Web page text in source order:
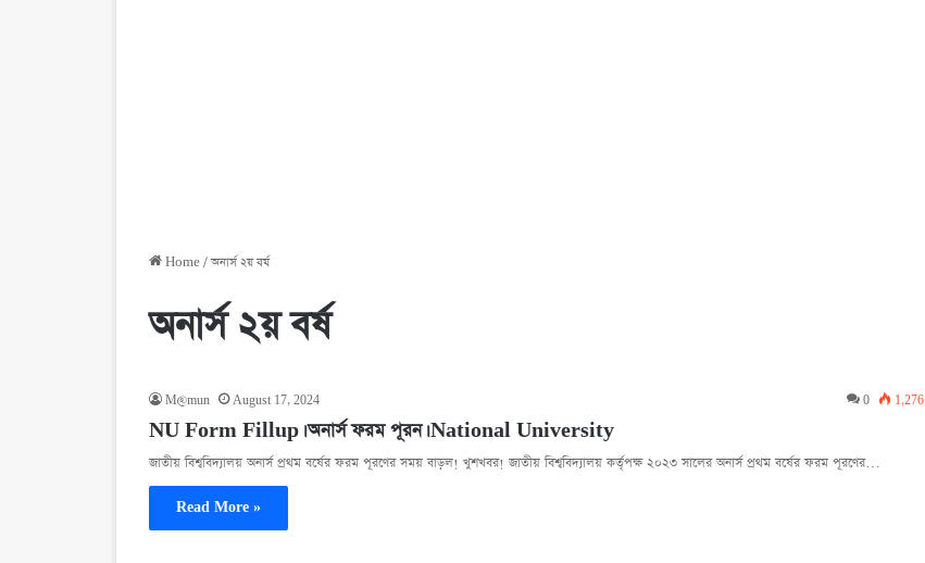
Home / অনার্স ২য় বর্ষ
অনার্স ২য় বর্ষ
M@mun August 17, 2024 0 1,276
NU Form Fillup। অনার্স ফরম পূরন। National University
জাতীয় বিশ্ববিদ্যালয় অনার্স প্রথম বর্ষের ফরম পূরণের সময় বাড়ল! খুশখবর! জাতীয় বিশ্ববিদ্যালয় কর্তৃপক্ষ ২০২৩ সালের অনার্স প্রথম বর্ষের ফরম পূরণের…
Read More »